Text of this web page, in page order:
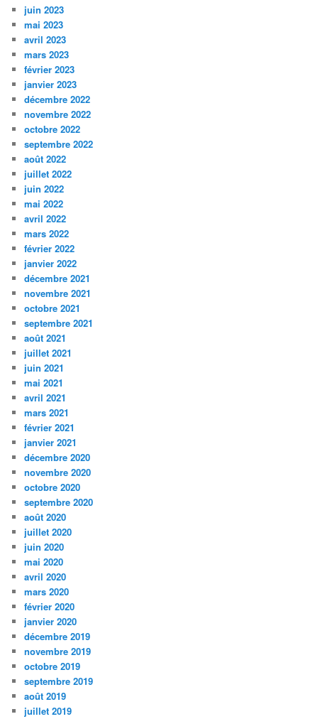
juin 2023
mai 2023
avril 2023
mars 2023
février 2023
janvier 2023
décembre 2022
novembre 2022
octobre 2022
septembre 2022
août 2022
juillet 2022
juin 2022
mai 2022
avril 2022
mars 2022
février 2022
janvier 2022
décembre 2021
novembre 2021
octobre 2021
septembre 2021
août 2021
juillet 2021
juin 2021
mai 2021
avril 2021
mars 2021
février 2021
janvier 2021
décembre 2020
novembre 2020
octobre 2020
septembre 2020
août 2020
juillet 2020
juin 2020
mai 2020
avril 2020
mars 2020
février 2020
janvier 2020
décembre 2019
novembre 2019
octobre 2019
septembre 2019
août 2019
juillet 2019